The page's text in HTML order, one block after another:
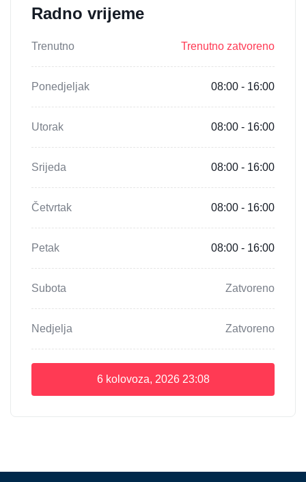
Radno vrijeme
Trenutno Trenutno zatvoreno
Ponedjeljak 08:00 - 16:00
Utorak 08:00 - 16:00
Srijeda 08:00 - 16:00
Četvrtak 08:00 - 16:00
Petak 08:00 - 16:00
Subota Zatvoreno
Nedjelja Zatvoreno
6 kolovoza, 2026 23:08